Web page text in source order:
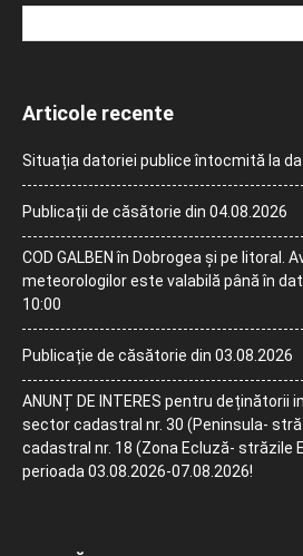
Articole recente
Situația datoriei publice întocmită la
Publicații de căsătorie din 04.08.2026
COD GALBEN în Dobrogea și pe litoral.
meteorologilor este valabilă până în
10:00
Publicație de căsătorie din 03.08.2026
ANUNȚ DE INTERES pentru deținătorii
sector cadastral nr. 30 (Peninsula-
cadastral nr. 18 (Zona Ecluză- străzile
perioada 03.08.2026-07.08.2026!